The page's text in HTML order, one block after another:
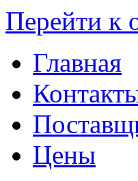
Перейти к
Главная
Цены